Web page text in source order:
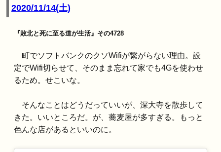
2020/11/14(土)
『敗北と死に至る道が生活』その4728
町でソフトバンクのクソWifiが繋がらない理由。設
定でWifi切らせて、そのまま忘れて家でも4Gを使わせ
るため。せこいな。
そんなことはどうだっていいが、深大寺を散歩して
きた。いいところだ。が、蕎麦屋が多すぎる。もっと
色んな店があるといいのに。